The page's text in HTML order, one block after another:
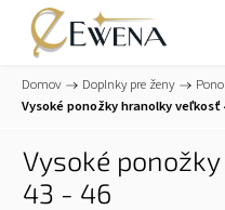
Domov / Doplnky pre ženy /
Vysoké ponožky hranolky veľkosť
Vysoké
43 - 46